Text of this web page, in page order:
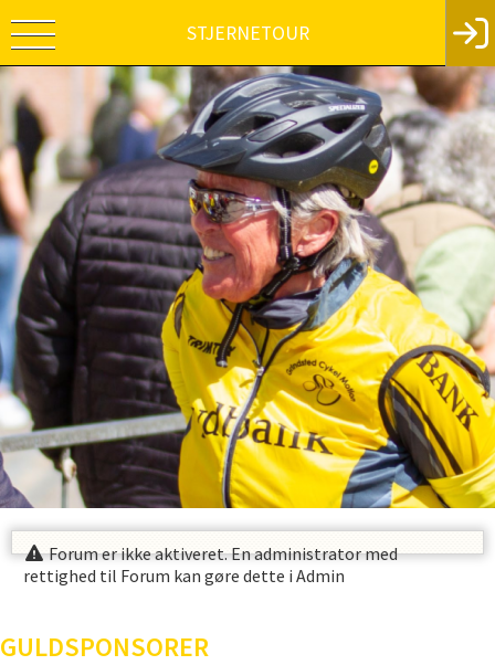
STJERNETOUR
Forum er ikke aktiveret. En administrator med
rettighed til Forum kan gøre dette i Admin
GULDSPONSORER